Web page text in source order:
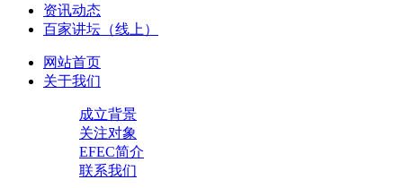
资讯动态
百家讲坛（线上）
网站首页
关于我们
成立背景
关注对象
EFEC简介
联系我们